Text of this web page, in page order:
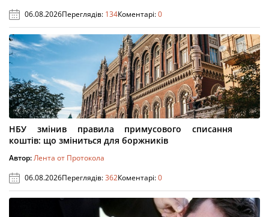
06.08.2026Переглядів: 134Коментарі:0
НБУ змінив правила примусового списання
коштів: що зміниться для боржників
Автор:Лента от Протокола
06.08.2026Переглядів:362Коментарі:0